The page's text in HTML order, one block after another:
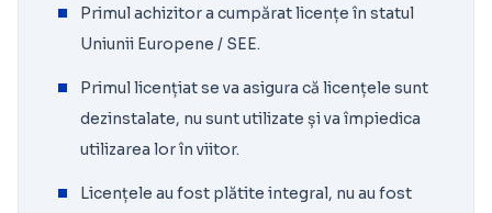
Primul achizitor a cumpărat licențe în statul
Uniunii Europene / SEE.
Primul licențiat se va asigura că licențele sunt
dezinstalate, nu sunt utilizate și va împiedica
utilizarea lor în viitor.
Licențele au fost plătite integral, nu au fost